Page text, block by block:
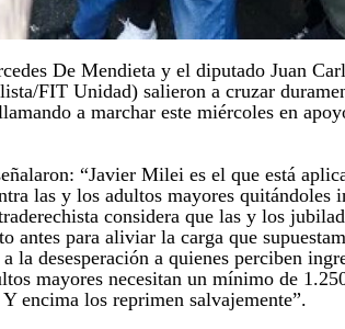
De Mendieta y el diputado Juan
FIT Unidad) salieron a cruzar
a marchar este miércoles en
“Javier Milei es el que está
las y los adultos mayores quitándoles
considera que las y los
antes para aliviar la carga que
la desesperación a quienes perciben
mayores necesitan un mínimo de
encima los reprimen salvajemente”.